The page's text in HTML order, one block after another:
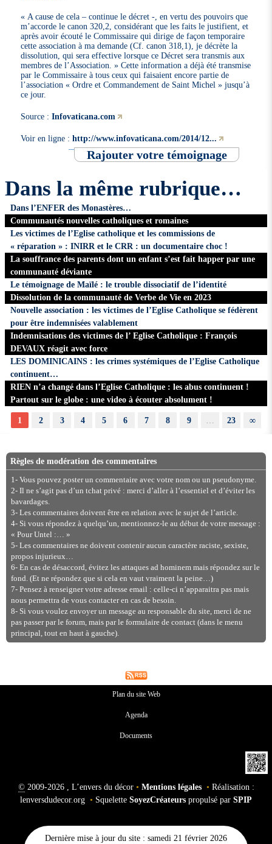
« A cause de cela – continue le décret -, en vertu des pouvoirs que
m’accorde le canon 320,2, considérant que les faits le justifient, et
après avoir écouté le Commissaire qui dirige de façon temporaire
cette association à ma demande (Cf. canon 318,1), je décrète la
dissolution, qui sera effective lorsque ce Décret sera transmis aux
membres de l’Association. » Cette information a déjà été transmise
par le Commissaire à tous ceux qui faisaient encore partie de
l’association « Ordre et Commandement de Saint Michel » jusqu’à
ce jour.
Source :Infovaticana.com
Voir en ligne :http://www.infovaticana.com/2014/12...
Rajouter votre témoignage
Dans la même rubrique…
Dans l’ENFER des Monastères…
Communautés nouvelles catholiques et romaines
Les victimes de l’Eglise catholique et les commissions de
« réparation » : INIRR et le CRR : un documentaire choc !
La souffrance des parents dont un enfant s’est fait happer par une
communauté déviante
Le témoignage de Maïlé : le trouble dissociatif de l’identité
Dissolution de la communauté de Verbe de Vie en 2023
Nouvelle association : les victimes de l’Eglise Catholique se fédèrent
pour être indemnisées valablement
Indemnisations des victimes de l’ Eglise Catholique : François
DEVAUX réagit avec force
LES DOMINICAINS : les crimes systémiques de l’Eglise Catholique
continuent…
RIEN n’a changé dans l’Eglise Catholique : les abus continuent !
Partout sur le globe : une video à écouter absolument !
1 2 3 4 5 6 7 8 9 23 ∞
Règles de modération des commentaires
1- Vous pouvez poster un commentaire avec votre nom ou un pseudonyme.
2- Il ne s’agit pas d’un tchat privé : merci d’aller à l’essentiel et d’éviter les
bavardages.
3- Les commentaires doivent être en relation avec le sujet de l’article.
4- Si vous répondez à quelqu’un, mentionnez-le au début de votre message :
« Pour Untel :… »
5- Les commentaires ne doivent contenir aucun caractère raciste, sexiste,
propos injurieux…
6- En cas de désaccord, évitez les attaques ad hominem mais répondez sur le
fond. (Et ne répondez que si cela en vaut vraiment la peine…)
7- Pensez à renseigner votre adresse email : celle-ci n’apparaitra pas mais
nous permettra de vous contacter en cas de besoin.
8- Si vous voulez envoyer un message au responsable du site, merci de ne
pas passer par le forum, mais par le formulaire de contact (dans le menu
principal, tout en haut à gauche).
Plan du site Web
Agenda
Documents
©2009-2026 , L’envers du décor • Mentions légales • Réalisation :
lenversdudecor.org • Squelette SoyezCréateurs propulsé par SPIP
Dernière mise à jour du site : samedi 21 février 2026